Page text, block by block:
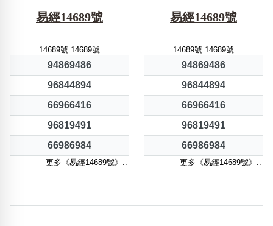
易經14689號
14689號 14689號
94869486
96844894
66966416
96819491
66986984
更多《易經14689號》..
易經14689號
14689號 14689號
94869486
96844894
66966416
96819491
66986984
更多《易經14689號》..